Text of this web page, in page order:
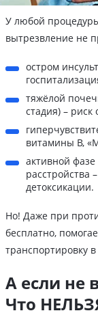
У любой
вытрезвление не
остром
тяжёлой
стадия) –
витамины B,
активной
расстройства
детоксикации.
Но! Даже при
бесплатно,
транспортировку
А если не
Что